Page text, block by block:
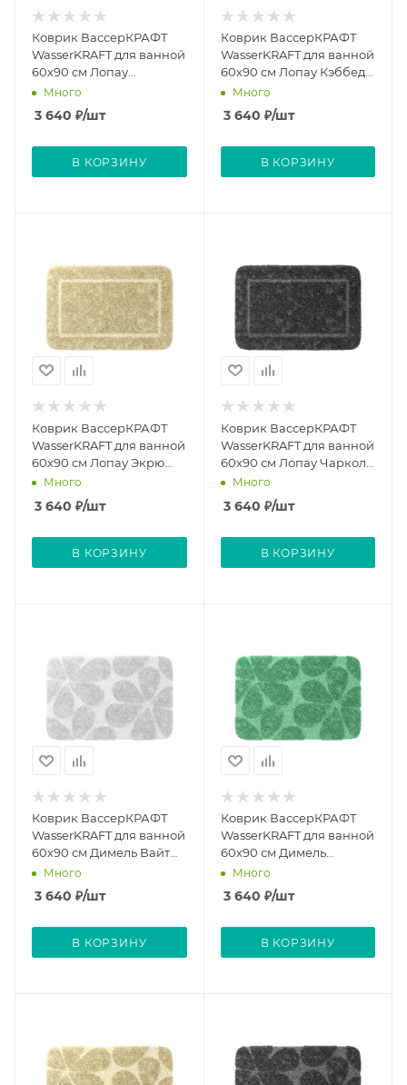
Коврик ВассерКРАФТ
WasserKRAFT для ванной
60х90 см Лопау
Шампань Беж Lopau
Champagne Beige
Много
3 640 ₽/шт
В КОРЗИНУ
Коврик ВассерКРАФТ
WasserKRAFT для ванной
60х90 см Лопау Кэббедж
Lopau Cabbage
Много
3 640 ₽/шт
В КОРЗИНУ
Коврик ВассерКРАФТ
WasserKRAFT для ванной
60х90 см Лопау Экрю
Lopau Ecru
Много
3 640 ₽/шт
В КОРЗИНУ
Коврик ВассерКРАФТ
WasserKRAFT для ванной
60х90 см Лопау Чарколь
Грей Lopau Charcoal Gray
Много
3 640 ₽/шт
В КОРЗИНУ
Коврик ВассерКРАФТ
WasserKRAFT для ванной
60х90 см Димель Вайт
Diemel White
Много
3 640 ₽/шт
В КОРЗИНУ
Коврик ВассерКРАФТ
WasserKRAFT для ванной
60х90 см Димель
Кеббедж Diemel
Cabbage
Много
3 640 ₽/шт
В КОРЗИНУ